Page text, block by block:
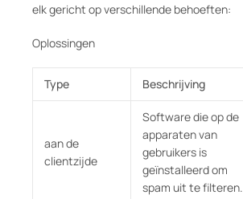
elk gericht op verschillende behoeften:
Oplossingen
Type Beschrijving
aan de
clientzijde
Software die op de
apparaten van
gebruikers is
geïnstalleerd om
spam uit te filteren.